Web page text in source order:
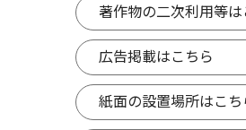
著作物の二次利用等は
広告掲載はこちら
紙面の設置場所はこち